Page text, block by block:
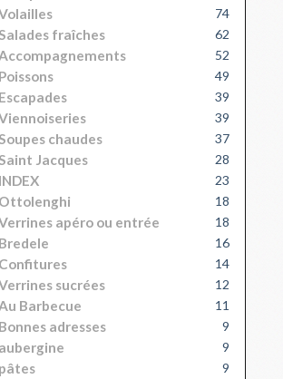
74
fraîches 62
52
49
39
39
chaudes 37
Jacques 28
23
18
apéro ou entrée 18
16
14
sucrées 12
Barbecue 11
adresses 9
9
9